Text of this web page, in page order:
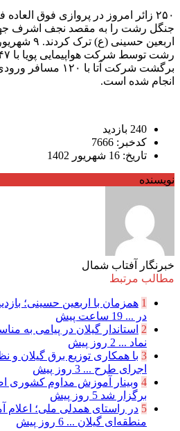
۲۵۰ زائر امروز در پروازی فوق
جنگل رشت را به مقصد نجف اشرف
اربعین
انجام شده است.
240 بازدید
کدخبر: 7666
تاریخ: 16 شهریور 1402
نویسنده
خبرنگار آفتاب شمال
مطالب مرتبط
1 همزمان با اربعین حسینی؛
در ... 19 ساعت پیش
2 استاندار گیلان در پیامی به
نماد ... 2 روز پیش
3 با همکاری توزیع برق گیلان و
اجرای طرح ... 3 روز پیش
4 وبینار آموزش مداوم کشوری
برگزار شد 5 روز پیش
5 در راستای همدلی ملی؛ اعلام
منطقه‌ای گیلان ... 6 روز پیش